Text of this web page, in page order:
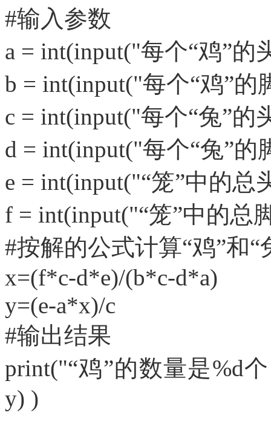
#输入参数
a = int(input("每个“鸡”的
b = int(input("每个“鸡”的
c = int(input("每个“兔”的
d = int(input("每个“兔”的
e = int(input("“笼”中的总
f = int(input("“笼”中的总
#按解的公式计算“鸡”和“
x=(f*c-d*e)/(b*c-d*a)
y=(e-a*x)/c
#输出结果
print("“鸡”的数量是%d
y) )